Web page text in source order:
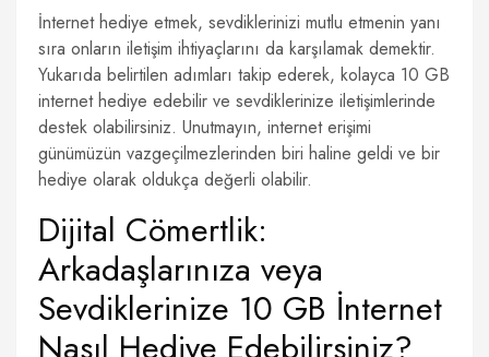
İnternet hediye etmek, sevdiklerinizi mutlu etmenin yanı
sıra onların iletişim ihtiyaçlarını da karşılamak demektir.
Yukarıda belirtilen adımları takip ederek, kolayca 10 GB
internet hediye edebilir ve sevdiklerinize iletişimlerinde
destek olabilirsiniz. Unutmayın, internet erişimi
günümüzün vazgeçilmezlerinden biri haline geldi ve bir
hediye olarak oldukça değerli olabilir.
Dijital Cömertlik:
Arkadaşlarınıza veya
Sevdiklerinize 10 GB İnternet